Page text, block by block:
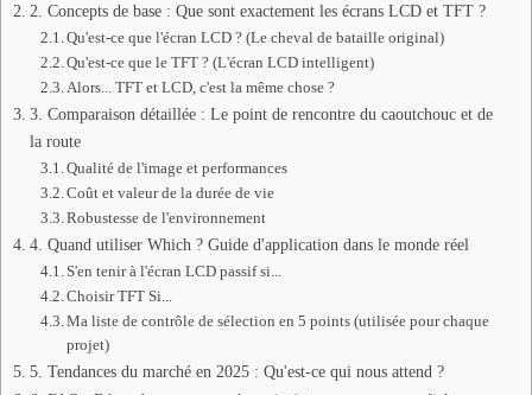
2. Concepts de base : Que sont exactement les écrans LCD et TFT ?
Qu'est-ce que l'écran LCD ? (Le cheval de bataille original)
Qu'est-ce que le TFT ? (L'écran LCD intelligent)
Alors... TFT et LCD, c'est la même chose ?
3. Comparaison détaillée : Le point de rencontre du caoutchouc et de
la route
Qualité de l'image et performances
Coût et valeur de la durée de vie
Robustesse de l'environnement
4. Quand utiliser Which ? Guide d'application dans le monde réel
S'en tenir à l'écran LCD passif si...
Choisir TFT Si...
Ma liste de contrôle de sélection en 5 points (utilisée pour chaque
projet)
5. Tendances du marché en 2025 : Qu'est-ce qui nous attend ?